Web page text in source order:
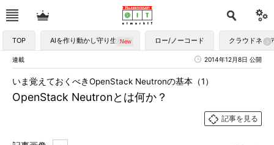
TOP AIを作り動かし守り生かす ロー/ノーコード クラウドネイ
連載 2014年12月8日 公開
OpenStack Neutronとは何か？
いま覚えておくべきOpenStack Neutronの基本（1）
記事を見る